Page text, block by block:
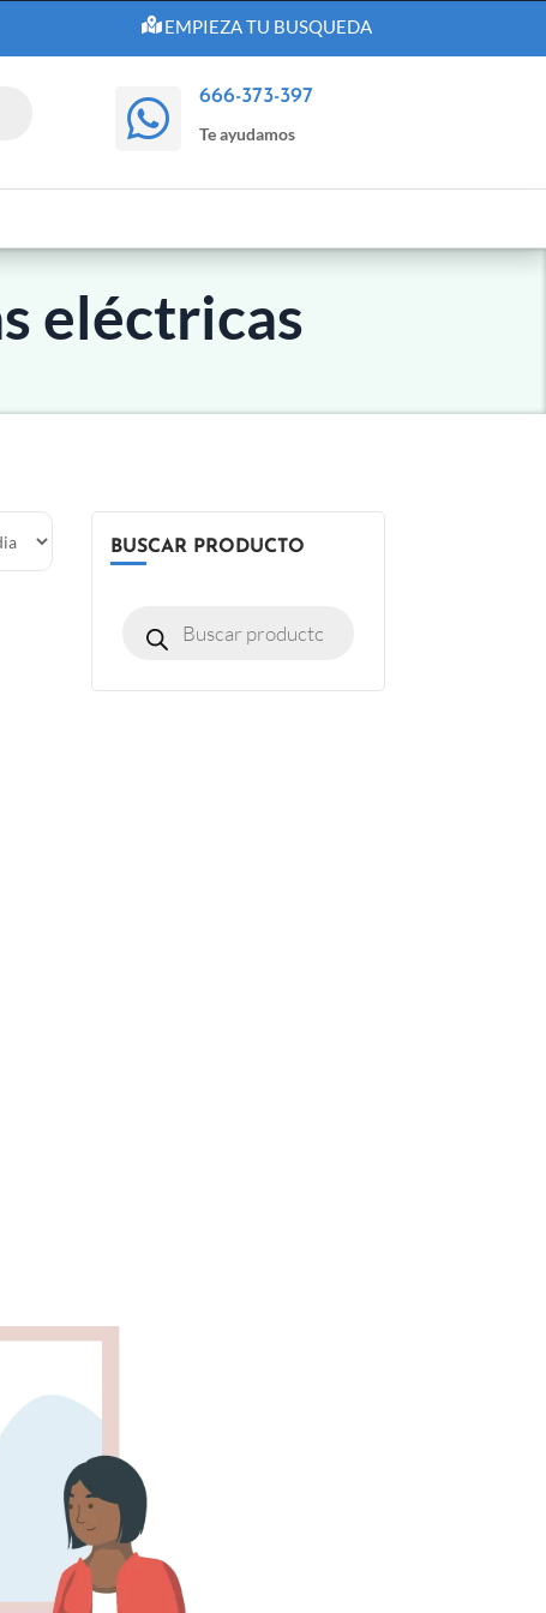
EMPIEZA TU BUSQUEDA
 666-373-397
Te ayudamos
eléctricas
BUSCAR PRODUCTO